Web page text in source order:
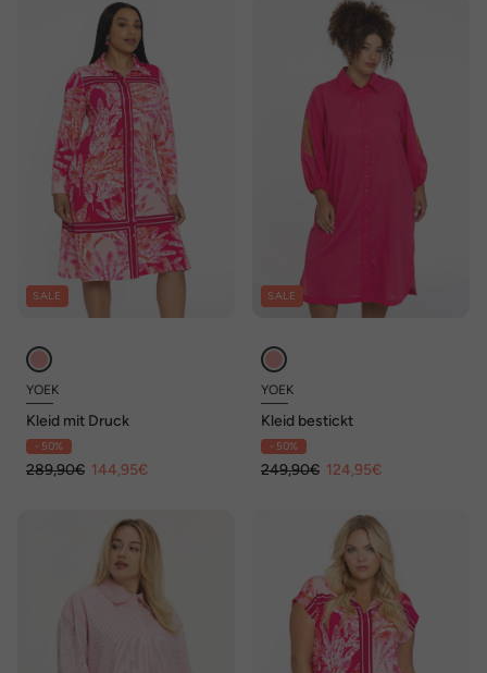
SALE
YOEK
Kleid mit Druck
- 50%
289,90€ 144,95€
SALE
YOEK
Kleid bestickt
- 50%
249,90€ 124,95€